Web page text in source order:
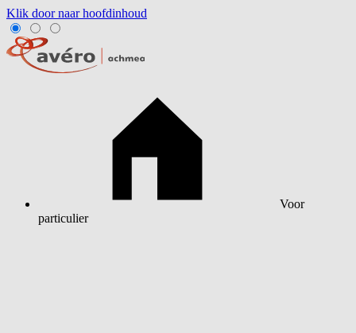
Klik door naar hoofdinhoud
Voor
particulier